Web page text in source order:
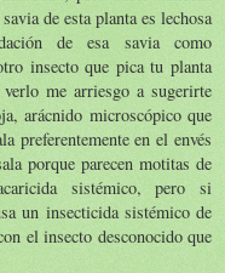
de esta planta es lechosa
de esa savia como
insecto que pica tu planta
me arriesgo a sugerirte
arácnido microscópico que
preferentemente en el envés
porque parecen motitas de
sistémico, pero si
un insecticida sistémico de
el insecto desconocido que